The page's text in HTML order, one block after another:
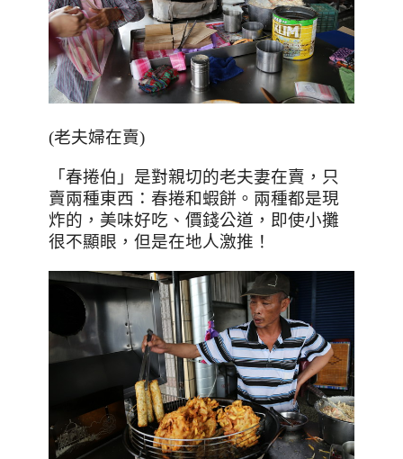
(老夫婦在賣)
「春捲伯」是對親切的老夫妻在賣，只
賣兩種東西：春捲和蝦餅。兩種都是現
炸的，美味好吃、價錢公道，即使小攤
很不顯眼，但是在地人激推！